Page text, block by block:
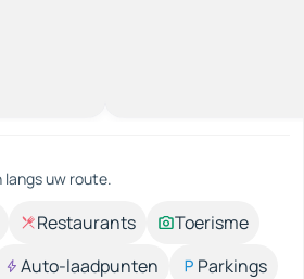
langs uw route.
Restaurants
Toerisme
Auto-laadpunten
Parkings